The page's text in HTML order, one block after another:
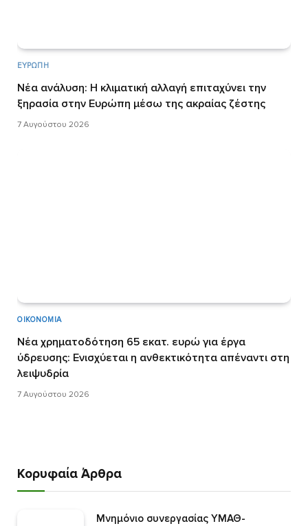
ΕΥΡΏΠΗ
Νέα ανάλυση: Η κλιματική αλλαγή επιταχύνει την
ξηρασία στην Ευρώπη μέσω της ακραίας ζέστης
7 Αυγούστου 2026
ΟΙΚΟΝΟΜΊΑ
Νέα χρηματοδότηση 65 εκατ. ευρώ για έργα
ύδρευσης: Ενισχύεται η ανθεκτικότητα απέναντι στη
λειψυδρία
7 Αυγούστου 2026
Κορυφαία Άρθρα
Mνημόνιο συνεργασίας ΥΜΑΘ-